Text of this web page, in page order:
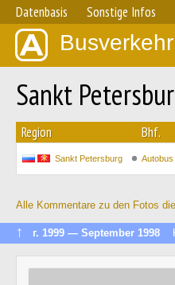
Datenbasis Sonstige Infos
Busverkehr
Sankt
Region Bhf.
Sankt Petersburg
Alle Kommentare zu den Fotos
↑ г. 1999 — September 1998